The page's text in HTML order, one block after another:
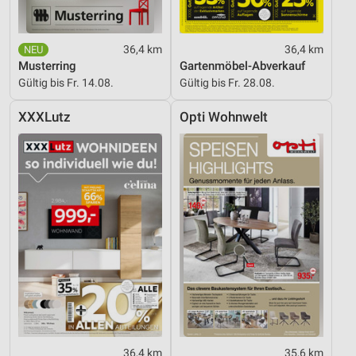
36,4 km
Musterring
Gültig bis Fr. 14.08.
36,4 km
Gartenmöbel-Abverkauf
Gültig bis Fr. 28.08.
XXXLutz
36,4 km
Opti Wohnwelt
35,6 km
Entwicklung und Verbesserung der Angebote
Verwendung reduzierter Daten zur Auswahl von
Inhalten
Verwendung genauer Standortdaten
Geräte anhand von aktiv angeforderten
Informationen identifizieren
Nicht-IAB-Verarbeitungszwecke:
Notwendig
Funktional
Werbung